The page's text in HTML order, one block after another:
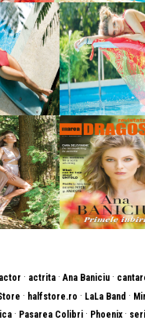
actor · actrita · Ana Baniciu ·
· halfstore.ro · LaLa Band ·
· Pasarea Colibri · Phoenix ·